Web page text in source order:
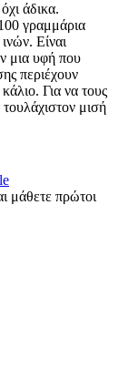
άδικα.
γραμμάρια
Είναι
μια υφή που
περιέχουν
Για να τους
μισή
μάθετε πρώτοι